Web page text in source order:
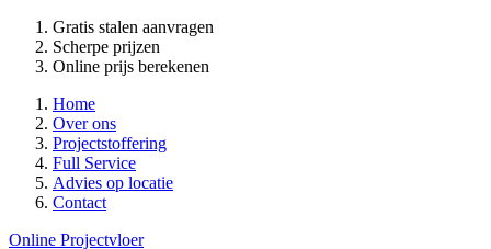
Gratis stalen aanvragen
Scherpe prijzen
Online prijs berekenen
Home
Over ons
Projectstoffering
Full Service
Advies op locatie
Contact
Online Projectvloer